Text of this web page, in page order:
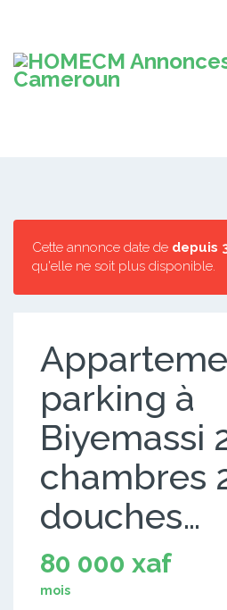
Cette annonce date de depuis
qu'elle ne soit plus disponible.
parking à
Biyemassi
chambres
douches…
80 000 xaf
mois